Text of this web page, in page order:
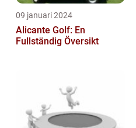
09 januari 2024
Alicante Golf: En
Fullständig Översikt